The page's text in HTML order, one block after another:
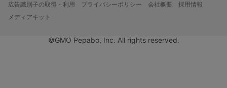
広告識別子の取得・利用
プライバシーポリシー 会社概要
採用情報
メディアキット
©GMO Pepabo, Inc. All rights reserved.